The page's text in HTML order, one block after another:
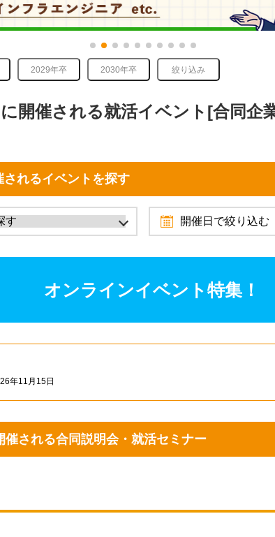
2029年卒 2030年卒 絞り込み
開催される就活イベント[合同企
れるイベントを探す
開催日で絞り込む
日 火
8 9 10
29 30
オンラインイベント特集！
年11月15日
催される合同説明会・就活セミナー